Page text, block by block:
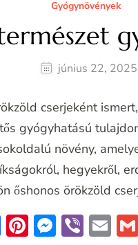
Gyógynövények
június 22, 2025
cserjeként
gyógyhatású
növény,
hegyekről,
őshonos örökzöld
Facebook
PinterestViber